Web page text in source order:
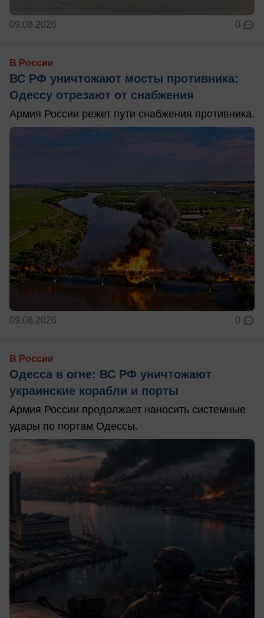
09.08.2026 0
В России
ВС РФ уничтожают мосты противника:
Одессу отрезают от снабжения
Армия России режет пути снабжения противника.
09.08.2026 0
В России
Одесса в огне: ВС РФ уничтожают
украинские корабли и порты
Армия России продолжает наносить системные
удары по портам Одессы.